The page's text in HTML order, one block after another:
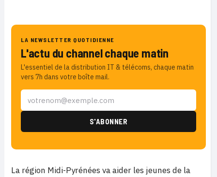
LA NEWSLETTER QUOTIDIENNE
L'actu du channel chaque matin
L'essentiel de la distribution IT & télécoms, chaque matin
vers 7h dans votre boîte mail.
La région Midi-Pyrénées va aider les jeunes de la